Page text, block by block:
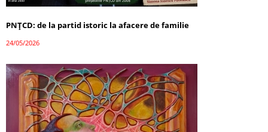
PNȚCD: de la partid istoric la afacere de familie
24/05/2026